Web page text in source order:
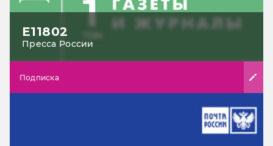
Е11802
Пресса России
Подписка